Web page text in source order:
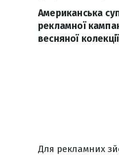
Американська
рекламної
весняної
Для рекламних